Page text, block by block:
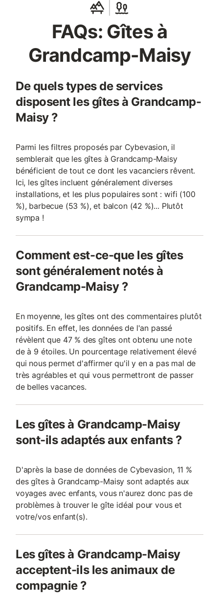
FAQs: Gîtes à
Grandcamp-Maisy
De quels types de services
disposent les gîtes à Grandcamp-
Maisy ?
Parmi les filtres proposés par Cybevasion, il
semblerait que les gîtes à Grandcamp-Maisy
bénéficient de tout ce dont les vacanciers rêvent.
Ici, les gîtes incluent généralement diverses
installations, et les plus populaires sont : wifi (100
%), barbecue (53 %), et balcon (42 %)... Plutôt
sympa !
Comment est-ce-que les gîtes
sont généralement notés à
Grandcamp-Maisy ?
En moyenne, les gîtes ont des commentaires plutôt
positifs. En effet, les données de l'an passé
révèlent que 47 % des gîtes ont obtenu une note
de à 9 étoiles. Un pourcentage relativement élevé
qui nous permet d'affirmer qu'il y en a pas mal de
très agréables et qui vous permettront de passer
de belles vacances.
Les gîtes à Grandcamp-Maisy
sont-ils adaptés aux enfants ?
D'après la base de données de Cybevasion, 11 %
des gîtes à Grandcamp-Maisy sont adaptés aux
voyages avec enfants, vous n'aurez donc pas de
problèmes à trouver le gîte idéal pour vous et
votre/vos enfant(s).
Les gîtes à Grandcamp-Maisy
acceptent-ils les animaux de
compagnie ?